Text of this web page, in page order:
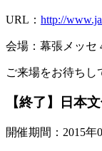
URL： http://
会場：幕張メッセ
ご来場をお待ちし
【終了】日本
開催期間：2015年